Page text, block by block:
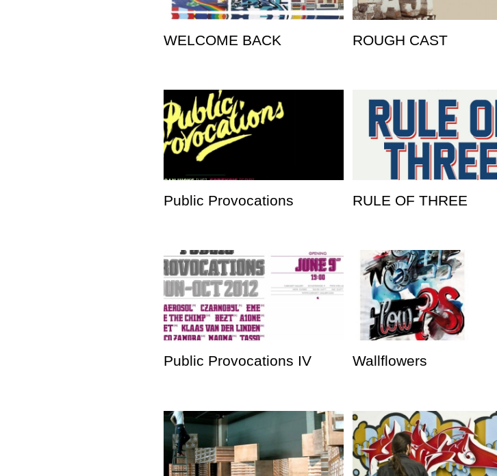
WELCOME BACK ROUGH CAST
Public Provocations RULE OF THREE
Public Provocations IV Wallflowers